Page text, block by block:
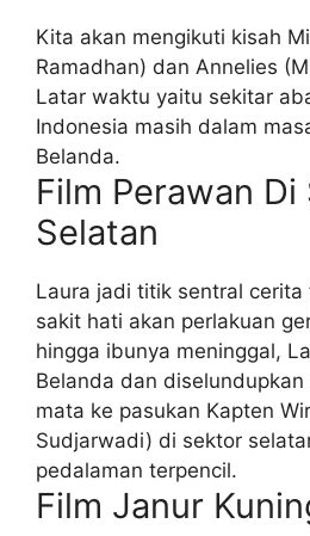
Kita akan mengikuti kisah
Ramadhan) dan Annelies
Latar waktu yaitu sekitar
Indonesia masih dalam
Belanda.
Film Perawan
Selatan
Laura jadi titik sentral cerita
sakit hati akan perlakuan
hingga ibunya meninggal,
Belanda dan
mata ke pasukan Kapten
Sudjarwadi) di sektor
pedalaman terpencil.
Film Janur